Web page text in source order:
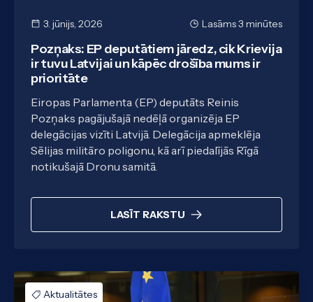
3. jūnijs, 2026 Lasāms 3 minūtes
Pozņaks: EP deputātiem jāredz, cik Krievija
ir tuvu Latvijai un kāpēc drošība mums ir
prioritāte
Eiropas Parlamenta (EP) deputāts Reinis
Pozņaks pagājušajā nedēļā organizēja EP
delegācijas vizīti Latvijā. Delegācija apmeklēja
Sēlijas militāro poligonu, kā arī piedalījās Rīgā
notikušajā Dronu samitā.
LASĪT RAKSTU
Aktualitātes